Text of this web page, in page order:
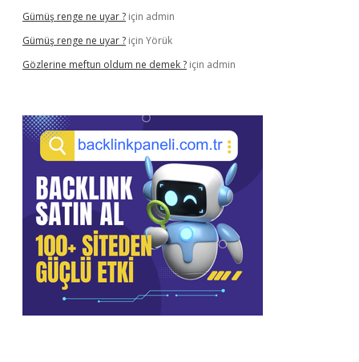
Gümüş renge ne uyar ? için admin
Gümüş renge ne uyar ? için Yörük
Gözlerine meftun oldum ne demek ? için admin